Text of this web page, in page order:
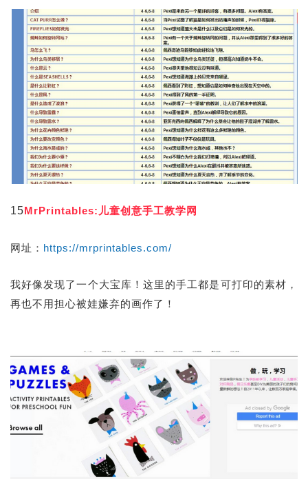
15MrPrintables:儿童创意手工教学网
网址： https://mrprintables.com/
我好像发现了一个大宝库！这里的手工都是可打印的素材，
再也不用担心被娃嫌弃的画作了！